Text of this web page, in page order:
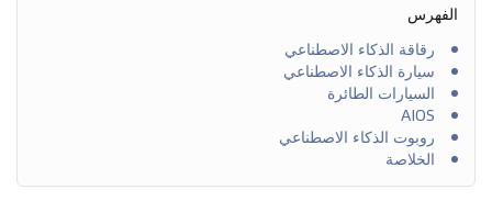
الفهرس
رقاقة الذكاء الاصطناعي
سيارة الذكاء الاصطناعي
السيارات الطائرة
AIOS
روبوت الذكاء الاصطناعي
الخلاصة